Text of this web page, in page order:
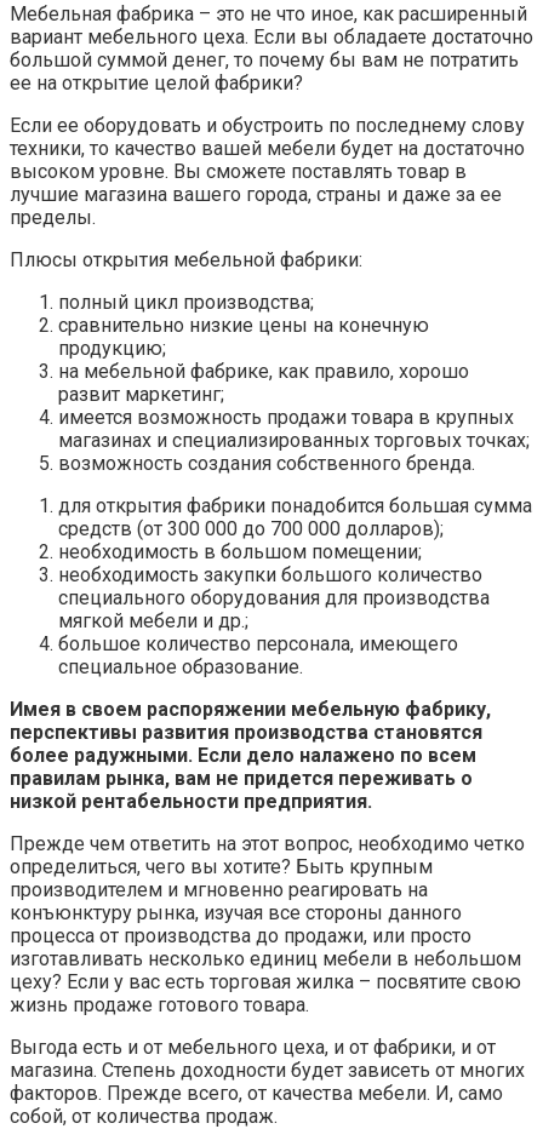
Мебельная фабрика – это не что иное, как расширенный
вариант мебельного цеха. Если вы обладаете достаточно
большой суммой денег, то почему бы вам не потратить
ее на открытие целой фабрики?
Если ее оборудовать и обустроить по последнему слову
техники, то качество вашей мебели будет на достаточно
высоком уровне. Вы сможете поставлять товар в
лучшие магазина вашего города, страны и даже за ее
пределы.
Плюсы открытия мебельной фабрики:
полный цикл производства;
сравнительно низкие цены на конечную
продукцию;
на мебельной фабрике, как правило, хорошо
развит маркетинг;
имеется возможность продажи товара в крупных
магазинах и специализированных торговых точках;
возможность создания собственного бренда.
для открытия фабрики понадобится большая сумма
средств (от 300 000 до 700 000 долларов);
необходимость в большом помещении;
необходимость закупки большого количество
специального оборудования для производства
мягкой мебели и др.;
большое количество персонала, имеющего
специальное образование.
Имея в своем распоряжении мебельную фабрику,
перспективы развития производства становятся
более радужными. Если дело налажено по всем
правилам рынка, вам не придется переживать о
низкой рентабельности предприятия.
Прежде чем ответить на этот вопрос, необходимо четко
определиться, чего вы хотите? Быть крупным
производителем и мгновенно реагировать на
конъюнктуру рынка, изучая все стороны данного
процесса от производства до продажи, или просто
изготавливать несколько единиц мебели в небольшом
цеху? Если у вас есть торговая жилка – посвятите свою
жизнь продаже готового товара.
Выгода есть и от мебельного цеха, и от фабрики, и от
магазина. Степень доходности будет зависеть от многих
факторов. Прежде всего, от качества мебели. И, само
собой, от количества продаж.